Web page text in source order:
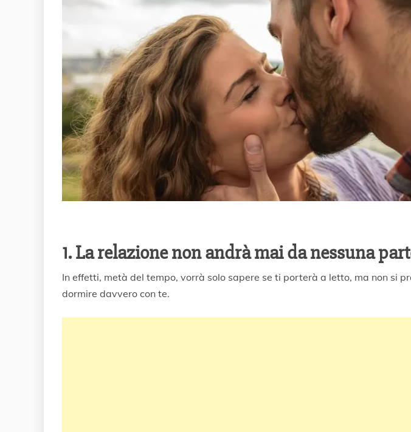
1. La relazione non andrà mai da nessuna
In effetti, metà del tempo, vorrà solo sapere se ti porterà a letto, ma non si
dormire davvero con te.